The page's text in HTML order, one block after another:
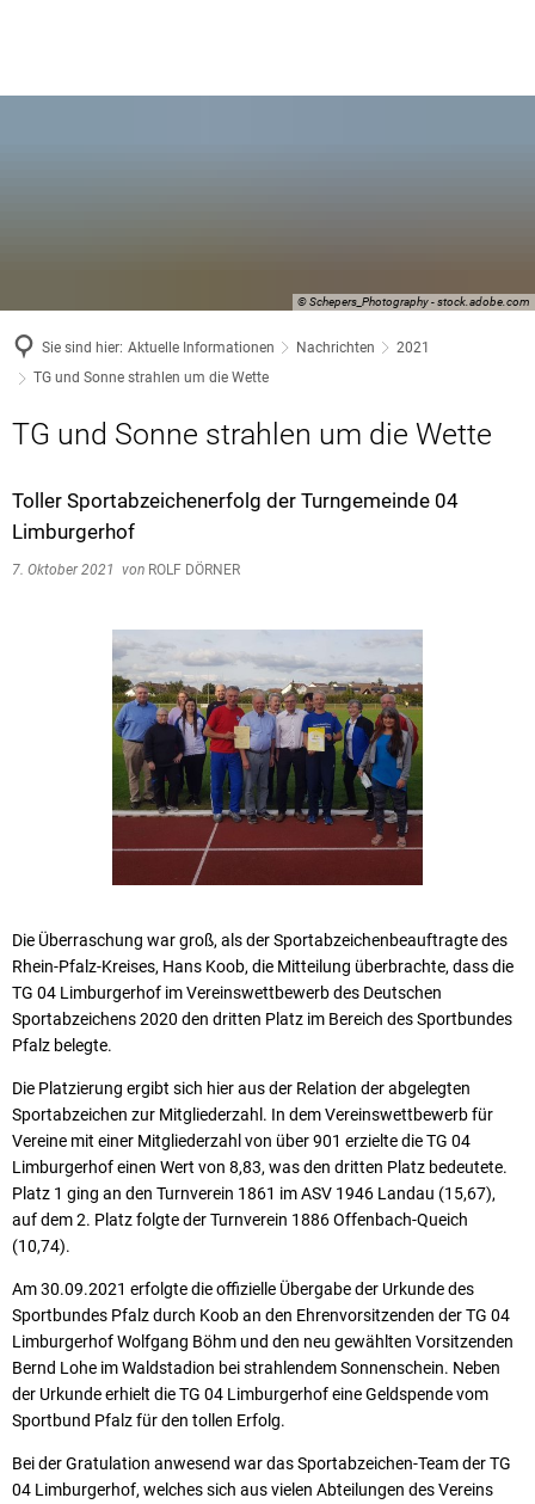
© Schepers_Photography - stock.adobe.com
Sie sind hier: Aktuelle Informationen Nachrichten
2021
TG und Sonne strahlen um die Wette
TG und Sonne strahlen um die Wette
Toller Sportabzeichenerfolg der Turngemeinde 04
Limburgerhof
7. Oktober 2021 von ROLF DÖRNER
Die Überraschung war groß, als der Sportabzeichenbeauftragte des
Rhein-Pfalz-Kreises, Hans Koob, die Mitteilung überbrachte, dass die
TG 04 Limburgerhof im Vereinswettbewerb des Deutschen
Sportabzeichens 2020 den dritten Platz im Bereich des Sportbundes
Pfalz belegte.
Die Platzierung ergibt sich hier aus der Relation der abgelegten
Sportabzeichen zur Mitgliederzahl. In dem Vereinswettbewerb für
Vereine mit einer Mitgliederzahl von über 901 erzielte die TG 04
Limburgerhof einen Wert von 8,83, was den dritten Platz bedeutete.
Platz 1 ging an den Turnverein 1861 im ASV 1946 Landau (15,67),
auf dem 2. Platz folgte der Turnverein 1886 Offenbach-Queich
(10,74).
Am 30.09.2021 erfolgte die offizielle Übergabe der Urkunde des
Sportbundes Pfalz durch Koob an den Ehrenvorsitzenden der TG 04
Limburgerhof Wolfgang Böhm und den neu gewählten Vorsitzenden
Bernd Lohe im Waldstadion bei strahlendem Sonnenschein. Neben
der Urkunde erhielt die TG 04 Limburgerhof eine Geldspende vom
Sportbund Pfalz für den tollen Erfolg.
Bei der Gratulation anwesend war das Sportabzeichen-Team der TG
04 Limburgerhof, welches sich aus vielen Abteilungen des Vereins